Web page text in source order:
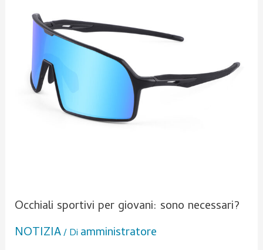
Occhiali sportivi per giovani: sono necessari?
NOTIZIA/ Di amministratore
sono
necessari?